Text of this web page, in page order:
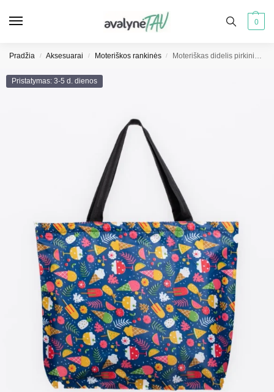
0
Pradžia / Aksesuarai / Moteriškos rankinės / Moteriškas didelis pirkinių krepšys
Pristatymas: 3-5 d. dienos